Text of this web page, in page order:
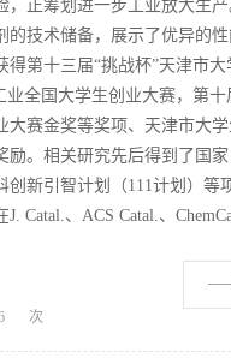
正筹划进一步工业放大生
技术储备，展示了优异的
第十三届“挑战杯”天津市
全国大学生创业大赛，第十
赛金奖等奖项、天津市大
。相关研究先后得到了国
新引智计划（111计划）等
Catal.、ACS Catal.、
次